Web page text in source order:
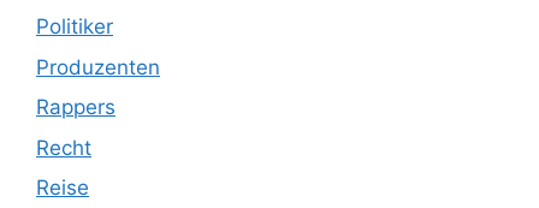
Politiker
Produzenten
Rappers
Recht
Reise